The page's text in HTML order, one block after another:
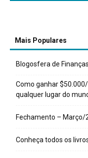
Mais Populares
Blogosfera de Finanças
Como ganhar
qualquer lugar do
Fechamento – Março/
Conheça todos os